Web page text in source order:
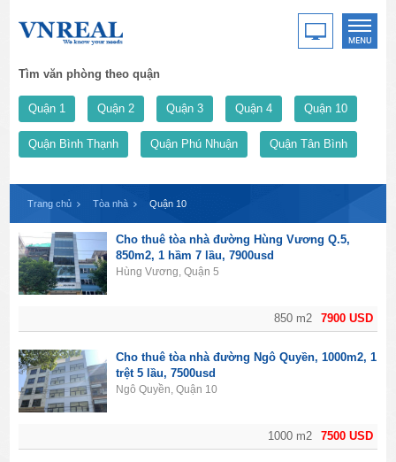
Tìm văn phòng theo quận
Quận 1 Quận 2 Quận 3 Quận 4 Quận 10
Quận Bình Thạnh Quận Phú Nhuận Quận Tân Bình
Trang chủ Tòa nhà Quận 10
7900 USD
850 m2
Cho thuê tòa nhà đường Hùng Vương Q.5,
850m2, 1 hầm 7 lầu, 7900usd
Hùng Vương, Quận 5
7500 USD
1000 m2
Cho thuê tòa nhà đường Ngô Quyền, 1000m2, 1
trệt 5 lầu, 7500usd
Ngô Quyền, Quận 10